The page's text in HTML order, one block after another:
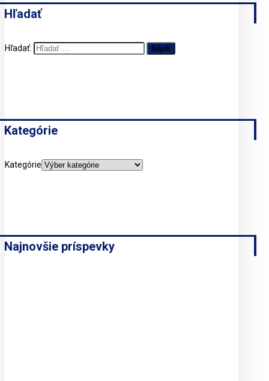
Hľadať
Hľadať:
Kategórie
Kategórie
Najnovšie príspevky